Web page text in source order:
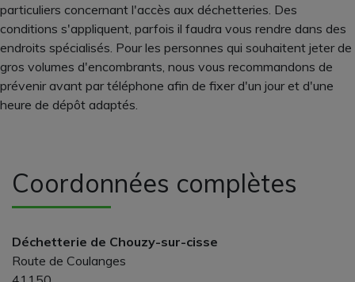
particuliers concernant l'accès aux déchetteries. Des
conditions s'appliquent, parfois il faudra vous rendre dans des
endroits spécialisés. Pour les personnes qui souhaitent jeter de
gros volumes d'encombrants, nous vous recommandons de
prévenir avant par téléphone afin de fixer d'un jour et d'une
heure de dépôt adaptés.
Coordonnées complètes
Déchetterie de Chouzy-sur-cisse
Route de Coulanges